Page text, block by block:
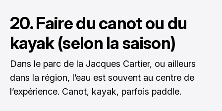
20. Faire du canot ou du
kayak (selon la saison)
Dans le parc de la Jacques Cartier, ou ailleurs
dans la région, l’eau est souvent au centre de
l’expérience. Canot, kayak, parfois paddle.